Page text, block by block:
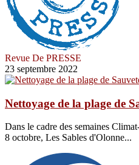
Revue De PRESSE
23 septembre 2022
Nettoyage de la plage de
Dans le cadre des semaines
8 octobre, Les Sables d'Olonne...